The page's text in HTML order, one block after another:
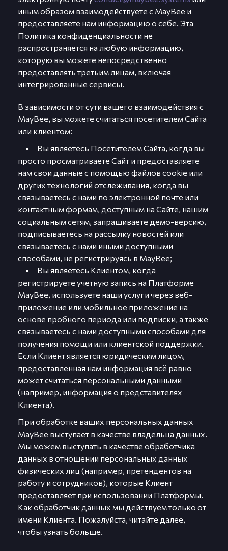
иным образом взаимодействуете с MayBee и
предоставляете нам информацию о себе. Эта
Политика конфиденциальности не
распространяется на любую информацию,
которую вы можете непосредственно
предоставлять третьим лицам, включая
интегрированные сервисы.
В зависимости от сути вашего взаимодействия с
MayBee, вы можете считаться посетителем Сайта
или клиентом:
Вы являетесь Посетителем Сайта, когда вы
просто просматриваете Сайт и предоставляете
нам свои данные с помощью файлов cookie или
других технологий отслеживания, когда вы
связываетесь с нами по электронной почте или
контактным формам, доступным на Сайте, нашим
социальным сетям, запрашиваете демо-версию,
подписываетесь на рассылку новостей или
связываетесь с нами иными доступными
способами, не регистрируясь в MayBee;
Вы являетесь Клиентом, когда
регистрируете учетную запись на Платформе
MayBee, используете наши услуги через веб-
приложение или мобильное приложение на
основе пробного периода или подписки, а также
связываетесь с нами доступными способами для
получения помощи или клиентской поддержки.
Если Клиент является юридическим лицом,
предоставленная нам информация всё равно
может считаться персональными данными
(например, информация о представителях
Клиента).
При обработке ваших персональных данных
MayBee выступает в качестве владельца данных.
Мы можем выступать в качестве обработчика
данных в отношении персональных данных
физических лиц (например, претендентов на
работу и сотрудников), которые Клиент
предоставляет при использовании Платформы.
Как обработчик данных мы действуем только от
имени Клиента. Пожалуйста, читайте далее,
чтобы узнать больше.